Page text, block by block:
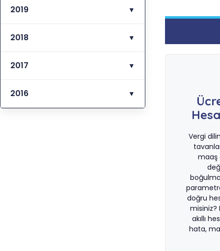
Vergi
maaş
doğru
misiniz?
akıllı
hata,
2019 ▼
2018 ▼
2017 ▼
2016 ▼